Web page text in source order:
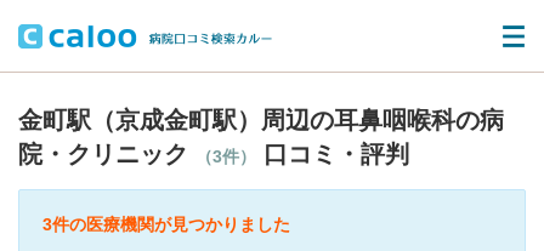
金町駅（京成金町駅）周辺の耳鼻咽喉科の病
院・クリニック
（3件） 口コミ・評判
3件の医療機関が見つかりました